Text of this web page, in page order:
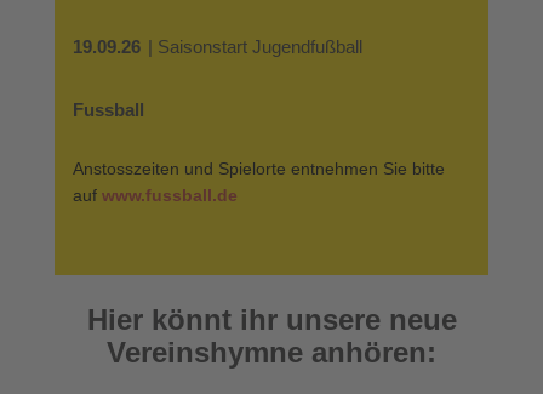
19.09.26 | Saisonstart Jugendfußball
Fussball
Anstosszeiten und Spielorte entnehmen Sie bitte
auf www.fussball.de
Hier könnt ihr unsere neue
Vereinshymne anhören: